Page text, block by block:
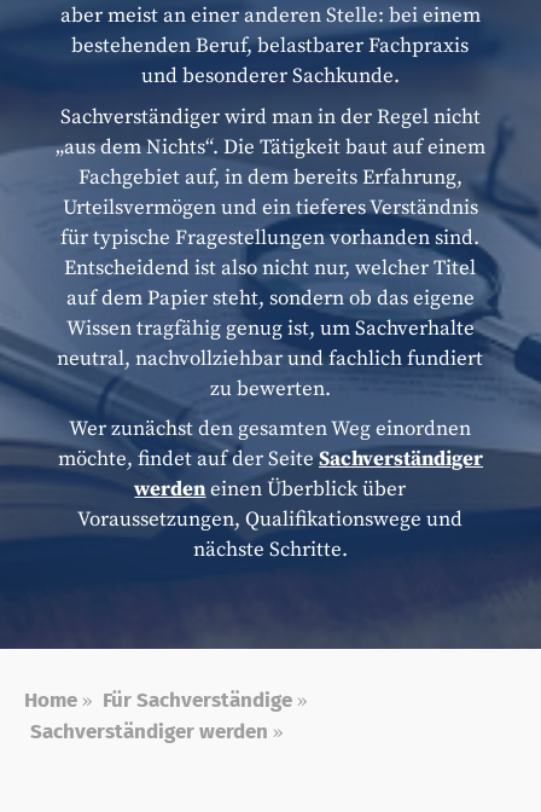
aber meist an einer anderen Stelle: bei einem
bestehenden Beruf, belastbarer Fachpraxis
und besonderer Sachkunde.
Sachverständiger wird man in der Regel nicht
„aus dem Nichts“. Die Tätigkeit baut auf einem
Fachgebiet auf, in dem bereits Erfahrung,
Urteilsvermögen und ein tieferes Verständnis
für typische Fragestellungen vorhanden sind.
Entscheidend ist also nicht nur, welcher Titel
auf dem Papier steht, sondern ob das eigene
Wissen tragfähig genug ist, um Sachverhalte
neutral, nachvollziehbar und fachlich fundiert
zu bewerten.
Wer zunächst den gesamten Weg einordnen
möchte, findet auf der SeiteSachverständiger
werdeneinen Überblick über
Voraussetzungen, Qualifikationswege und
nächste Schritte.
Home» Für Sachverständige»
Sachverständiger werden »